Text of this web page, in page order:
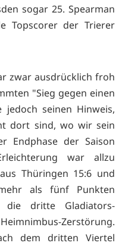
sogar 25. Spearman
Topscorer der Trierer
zwar ausdrücklich froh
"Sieg gegen einen
seinen Hinweis,
sind, wo wir sein
Endphase der Saison
war allzu
Thüringen 15:6 und
als fünf Punkten
die dritte Gladiators-
Zerstörung.
dem dritten Viertel